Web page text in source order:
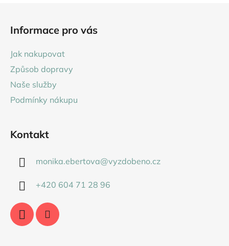
Informace pro vás
Jak nakupovat
Způsob dopravy
Naše služby
Podmínky nákupu
Kontakt
monika.ebertova@vyzdobeno.cz
+420 604 71 28 96